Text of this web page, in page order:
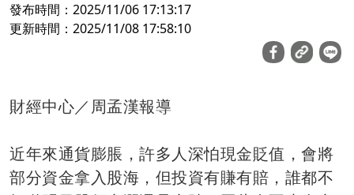
發布時間：2025/11/06 17:13:17
更新時間：2025/11/08 17:58:10
財經中心／周孟漢報導
近年來通貨膨脹，許多人深怕現金貶值，會將
部分資金拿入股海，但投資有賺有賠，誰都不